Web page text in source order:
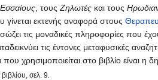
Εσσαίους , τουςΖηλωτές και τους
γίνεται εκτενής αναφορά στους
τις μοναδικές πληροφορίες που
τις έντονες μεταφυσικές
χρησιμοποιείται στο βιβλίο είναι η
σελ. 9.